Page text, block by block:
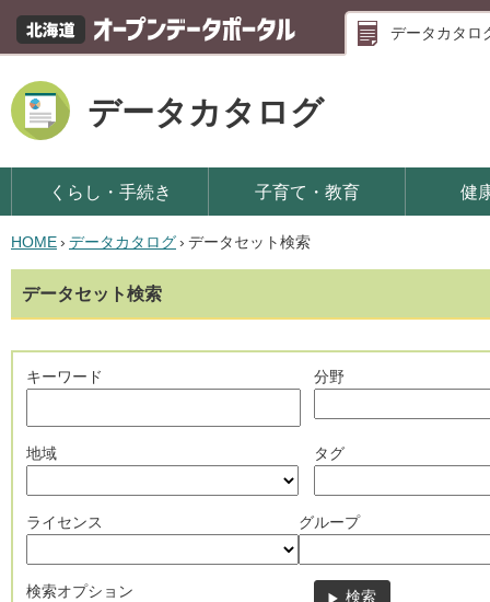
データカタロ
データカタログ
くらし・手続き 子育て・教育 健
HOME› データカタログ› データセット検索
データセット検索
キーワード 分野
地域 タグ
ライセンス グループ
検索オプション